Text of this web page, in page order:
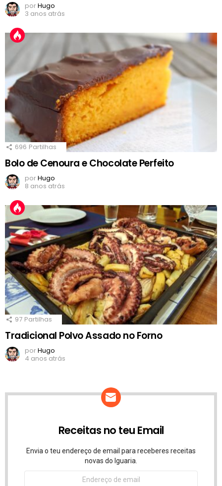
porHugo
3 anos atrás
696 Partilhas
Bolo de Cenoura e Chocolate Perfeito
porHugo
8 anos atrás
97 Partilhas
Tradicional Polvo Assado no Forno
porHugo
4 anos atrás
Receitas no teu Email
Envia o teu endereço de email para receberes receitas
novas do Iguaria.
Endereço